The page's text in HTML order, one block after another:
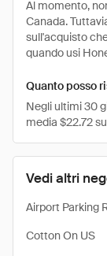
Vedi altri
Airport Parking
Cotton On US
Al momento,
Canada.
sull'acquisto
quando usi
Quanto posso
Negli ultimi 30
media $22.72